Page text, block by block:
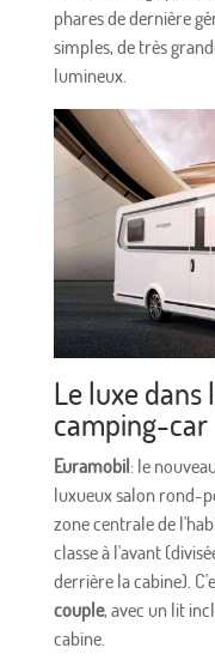
phares de dernière
simples, de très
lumineux.
Le luxe dans
camping-car
Euramobil: le
luxueux salon rond-
zone centrale de
classe à l'avant
derrière la cabine).
couple, avec un lit
cabine.